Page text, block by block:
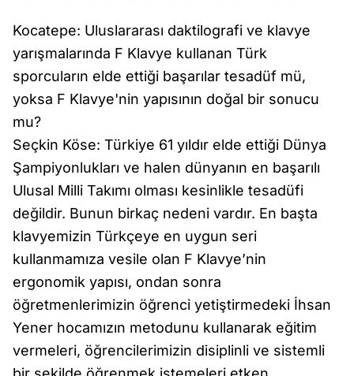
Kocatepe: Uluslararası daktilografi ve klavye
yarışmalarında F Klavye kullanan Türk
sporcuların elde ettiği başarılar tesadüf mü,
yoksa F Klavye'nin yapısının doğal bir sonucu
mu?
Seçkin Köse: Türkiye 61 yıldır elde ettiği Dünya
Şampiyonlukları ve halen dünyanın en başarılı
Ulusal Milli Takımı olması kesinlikle tesadüfi
değildir. Bunun birkaç nedeni vardır. En başta
klavyemizin Türkçeye en uygun seri
kullanmamıza vesile olan F Klavye’nin
ergonomik yapısı, ondan sonra
öğretmenlerimizin öğrenci yetiştirmedeki İhsan
Yener hocamızın metodunu kullanarak eğitim
vermeleri, öğrencilerimizin disiplinli ve sistemli